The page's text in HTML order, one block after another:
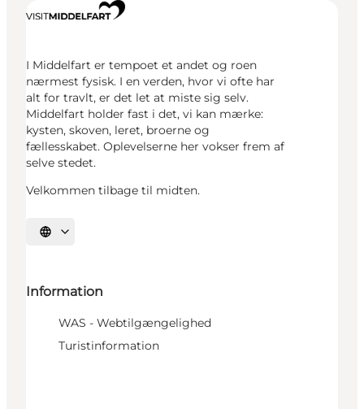
I Middelfart er tempoet et andet og roen
nærmest fysisk. I en verden, hvor vi ofte har
alt for travlt, er det let at miste sig selv.
Middelfart holder fast i det, vi kan mærke:
kysten, skoven, leret, broerne og
fællesskabet. Oplevelserne her vokser frem af
selve stedet.
Velkommen tilbage til midten.
Vælg sprog
Information
WAS - Webtilgængelighed
Turistinformation